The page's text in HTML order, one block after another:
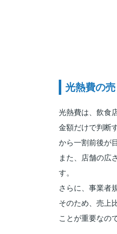
光熱費の
光熱費は、飲食
金額だけで判断
から一割前後が
また、店舗の広
す。
さらに、事業者
そのため、売上
ことが重要なの